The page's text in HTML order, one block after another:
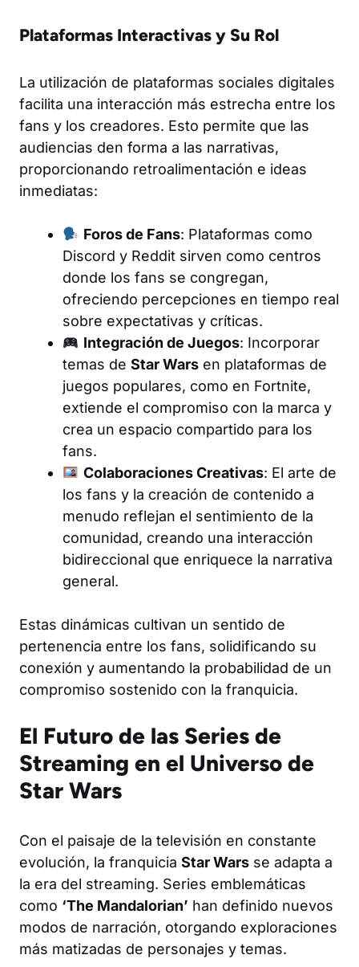
Plataformas Interactivas y Su Rol
La utilización de plataformas sociales digitales
facilita una interacción más estrecha entre los
fans y los creadores. Esto permite que las
audiencias den forma a las narrativas,
proporcionando retroalimentación e ideas
inmediatas:
Foros de Fans: Plataformas como
Discord y Reddit sirven como centros
donde los fans se congregan,
ofreciendo percepciones en tiempo real
sobre expectativas y críticas.
Integración de Juegos: Incorporar
temas de Star Wars en plataformas de
juegos populares, como en Fortnite,
extiende el compromiso con la marca y
crea un espacio compartido para los
fans.
Colaboraciones Creativas: El arte de
los fans y la creación de contenido a
menudo reflejan el sentimiento de la
comunidad, creando una interacción
bidireccional que enriquece la narrativa
general.
Estas dinámicas cultivan un sentido de
pertenencia entre los fans, solidificando su
conexión y aumentando la probabilidad de un
compromiso sostenido con la franquicia.
El Futuro de las Series de
Streaming en el Universo de
Star Wars
Con el paisaje de la televisión en constante
evolución, la franquicia Star Wars se adapta a
la era del streaming. Series emblemáticas
como ‘The Mandalorian’ han definido nuevos
modos de narración, otorgando exploraciones
más matizadas de personajes y temas.